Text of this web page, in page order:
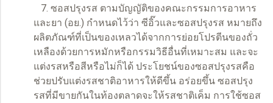
7. ซอสปรุงรส ตามบัญญัติของคณะกรรมการอาหาร
และยา (อย.) กำหนดไว้ว่า ซีอิ๊วและซอสปรุงรส หมายถึง
ผลิตภัณฑ์ที่เป็นของเหลวได้จากการย่อยโปรตีนของถั่ว
เหลืองด้วยการหมักหรือกรรมวิธีอื่นที่เหมาะสม และจะ
แต่งรสหรือสีหรือไม่ก็ได้ ประโยชน์ของซอสปรุงรสคือ
ช่วยปรับแต่งรสชาติอาหารให้ดีขึ้น อร่อยขึ้น ซอสปรุง
รสที่มีขายกันในท้องตลาดจะให้รสชาติเค็ม การใช้ซอส